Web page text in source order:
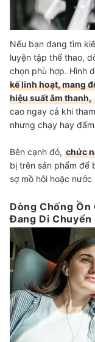
Nếu bạn đang tìm
luyện tập thể thao,
chọn phù hợp. Hình
kế linh hoạt, mang
hiệu suất âm thanh,
cao ngay cả khi
nhưng chạy hay
Bên cạnh đó, chức
bị trên sản phẩm để
sợ mồ hôi hoặc
Dòng Chống
Đang Di Chuyển